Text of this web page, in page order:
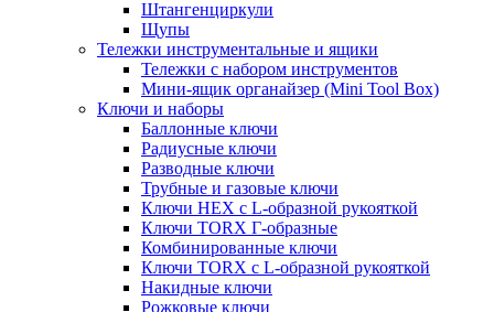
Штангенциркули
Щупы
Тележки инструментальные и ящики
Тележки с набором инструментов
Мини-ящик органайзер (Mini Tool Box)
Ключи и наборы
Баллонные ключи
Радиусные ключи
Разводные ключи
Трубные и газовые ключи
Ключи HEX с L-образной рукояткой
Ключи TORX Г-образные
Комбинированные ключи
Ключи TORX с L-образной рукояткой
Накидные ключи
Рожковые ключи